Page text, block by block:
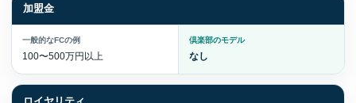
比較項目
倶楽部の開業支援モデル
加盟金
100〜500万円以上 なし